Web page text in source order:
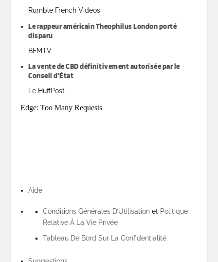
Rumble French Videos
Le rappeur américain Theophilus London porté
disparu
BFMTV
La vente de CBD définitivement autorisée par le
Conseil d’État
Le HuffPost
Aide
Conditions Générales D’Utilisation et Politique
Relative À La Vie Privée
Tableau De Bord Sur La Confidentialité